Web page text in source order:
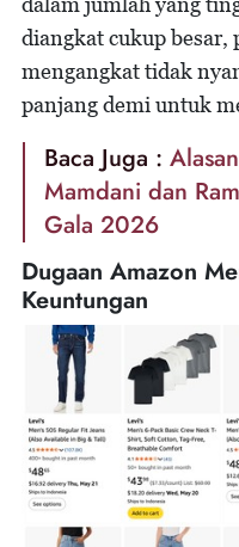
diangkat cukup besar,
mengangkat tidak
panjang demi untuk
Baca Juga :
Mamdani dan
Gala 2026
Dugaan Amazon
Keuntungan